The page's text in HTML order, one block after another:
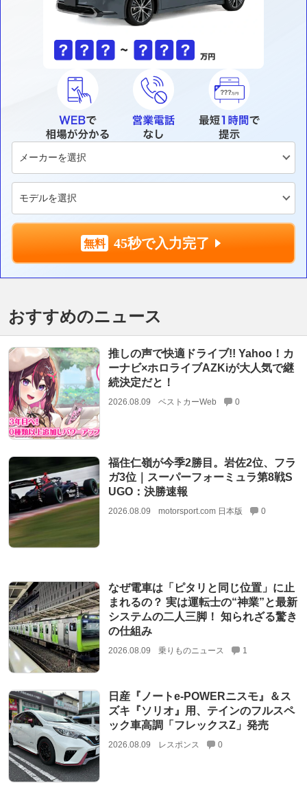
45秒で入力完了
おすすめのニュース
推しの声で快適ドライブ!! Yahoo！カ
ーナビ×ホロライブAZKiが大人気で継
続決定だと！
2026.08.09 ベストカーWeb 0
福住仁嶺が今季2勝目。岩佐2位、フラ
ガ3位｜スーパーフォーミュラ第8戦S
UGO：決勝速報
2026.08.09 motorsport.com 日本版 0
なぜ電車は「ピタリと同じ位置」に止
まれるの？ 実は運転士の“神業”と最新
システムの二人三脚！ 知られざる驚き
の仕組み
2026.08.09 乗りものニュース 1
日産『ノートe-POWERニスモ』＆ス
ズキ『ソリオ』用、テインのフルスペ
ック車高調「フレックスZ」発売
2026.08.09 レスポンス 0